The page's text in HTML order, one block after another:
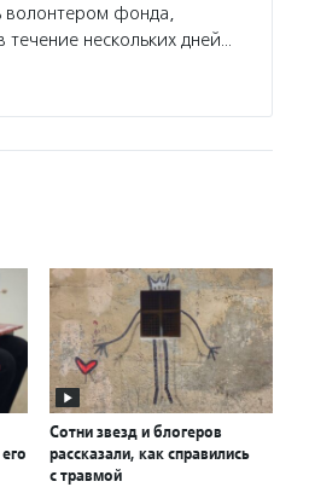
волонтером фонда,
течение нескольких дней…
Сотни звезд и блогеров
рассказали, как справились
с травмой